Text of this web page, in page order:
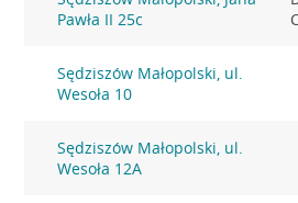
Pawła II 25c
Sędziszów Małopolski, ul.
Wesoła 10
Sędziszów Małopolski, ul.
Wesoła 12A